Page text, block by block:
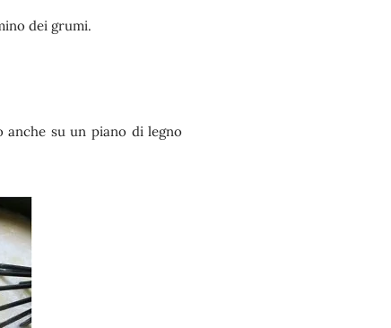
dei grumi.
su un piano di legno